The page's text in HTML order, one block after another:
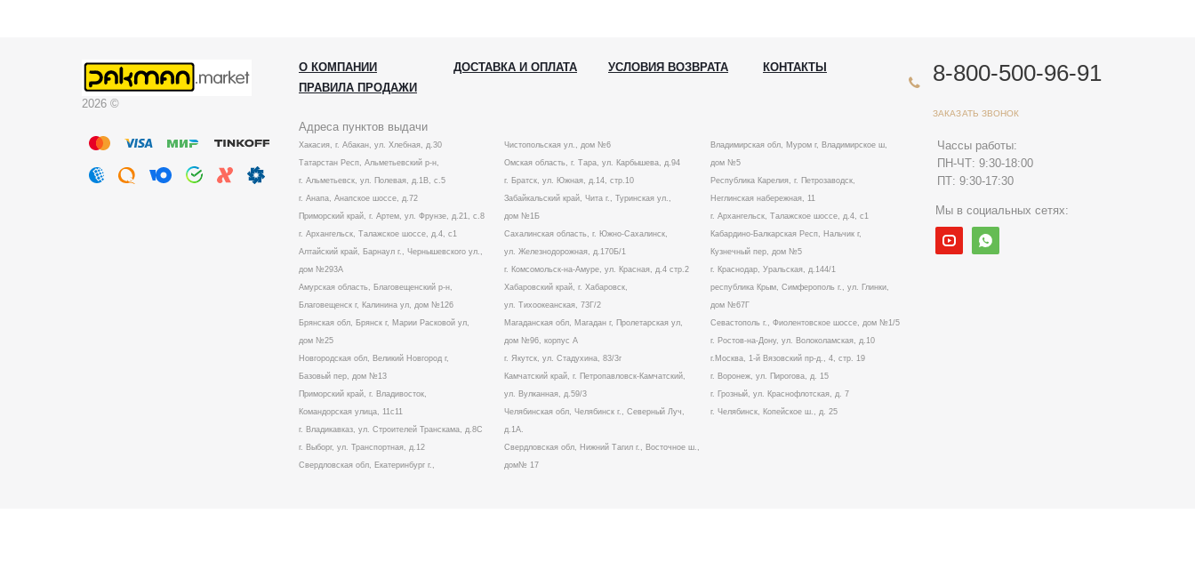
2026 ©
О КОМПАНИИ ДОСТАВКА И ОПЛАТА УСЛОВИЯ ВОЗВРАТА
КОНТАКТЫ
ПРАВИЛА ПРОДАЖИ
Адреса пунктов выдачи
Хакасия, г. Абакан, ул. Хлебная, д.30
Татарстан Респ, Альметьевский р-н,
г. Альметьевск, ул. Полевая, д.1В, с.5
г. Анапа, Анапское шоссе, д.72
Приморский край, г. Артем, ул. Фрунзе, д.21, с.8
г. Архангельск, Талажское шоссе, д.4, с1
Алтайский край, Барнаул г., Чернышевского ул.,
дом №293А
Амурская область, Благовещенский р-н,
Благовещенск г, Калинина ул, дом №126
Брянская обл, Брянск г, Марии Расковой ул,
дом №25
Новгородская обл, Великий Новгород г,
Базовый пер, дом №13
Приморский край, г. Владивосток,
Командорская улица, 11с11
г. Владикавказ, ул. Строителей Транскама, д.8С
г. Выборг, ул. Транспортная, д.12
Свердловская обл, Екатеринбург г.,
Чистопольская ул., дом №6
Омская область, г. Тара, ул. Карбышева, д.94
г. Братск, ул. Южная, д.14, стр.10
Забайкальский край, Чита г., Туринская ул.,
дом №1Б
Сахалинская область, г. Южно-Сахалинск,
ул. Железнодорожная, д.170Б/1
г. Комсомольск-на-Амуре, ул. Красная, д.4 стр.2
Хабаровский край, г. Хабаровск,
ул. Тихоокеанская, 73Г/2
Магаданская обл, Магадан г, Пролетарская ул,
дом №96, корпус А
г. Якутск, ул. Стадухина, 83/3г
Камчатский край, г. Петропавловск-Камчатский,
ул. Вулканная, д.59/3
Челябинская обл, Челябинск г., Северный Луч,
д.1А.
Свердловская обл, Нижний Тагил г., Восточное ш.,
дом№ 17
Владимирская обл, Муром г, Владимирское ш,
дом №5
Республика Карелия, г. Петрозаводск,
Неглинская набережная, 11
г. Архангельск, Талажское шоссе, д.4, с1
Кабардино-Балкарская Респ, Нальчик г,
Кузнечный пер, дом №5
г. Краснодар, Уральская, д.144/1
республика Крым, Симферополь г., ул. Глинки,
дом №67Г
Севастополь г., Фиолентовское шоссе, дом №1/5
г. Ростов-на-Дону, ул. Волоколамская, д.10
г.Москва, 1-й Вязовский пр-д., 4, стр. 19
г. Воронеж, ул. Пирогова, д. 15
г. Грозный, ул. Краснофлотская, д. 7
г. Челябинск, Копейское ш., д. 25
8-800-500-96-91
ЗАКАЗАТЬ ЗВОНОК
Чассы работы:
ПН-ЧТ: 9:30-18:00
ПТ: 9:30-17:30
Мы в социальных сетях: